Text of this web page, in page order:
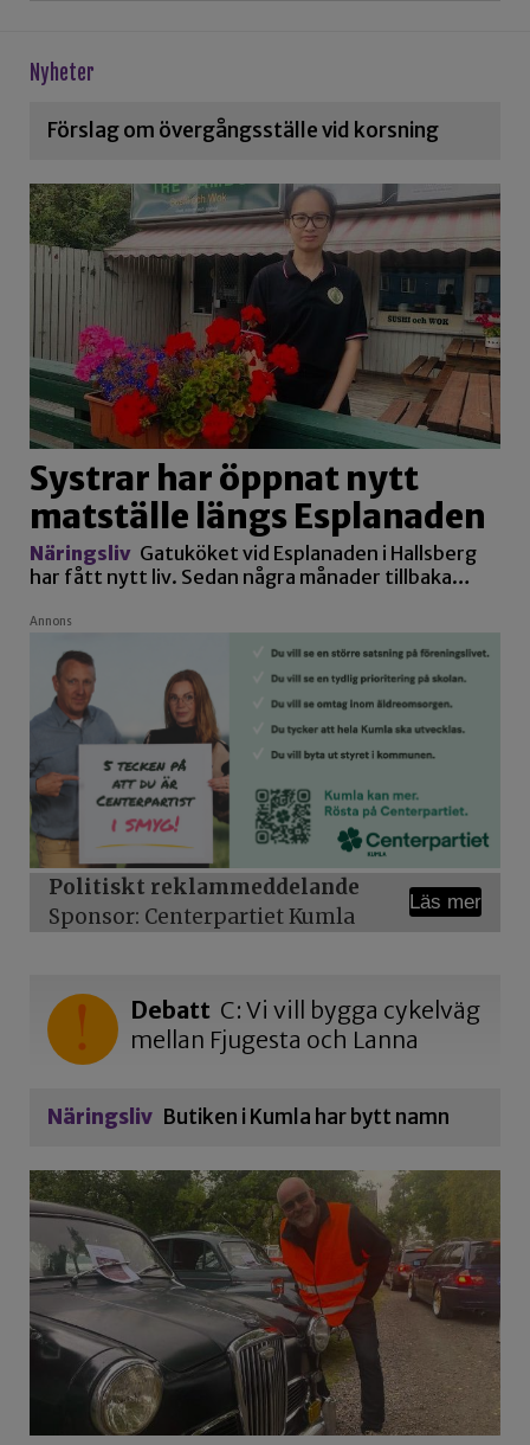
Nyheter
Förslag om övergångsställe vid korsning
Systrar har öppnat nytt
matställe längs Esplanaden
Näringsliv Gatuköket vid Esplanaden i Hallsberg
har fått nytt liv. Sedan några månader tillbaka…
Annons
Politiskt reklammeddelande
Sponsor: Centerpartiet Kumla
Läs mer
Debatt C: Vi vill bygga cykelväg
mellan Fjugesta och Lanna
Näringsliv Butiken i Kumla har bytt namn